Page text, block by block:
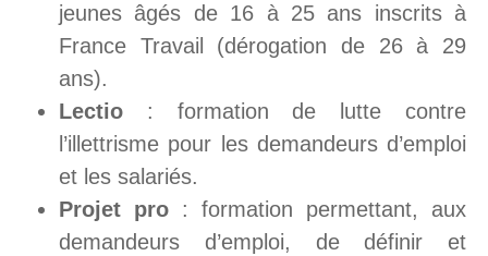
jeunes âgés de 16 à 25 ans inscrits à
France Travail (dérogation de 26 à 29
ans).
Lectio : formation de lutte contre
l’illettrisme pour les demandeurs d’emploi
et les salariés.
Projet pro : formation permettant, aux
demandeurs d’emploi, de définir et